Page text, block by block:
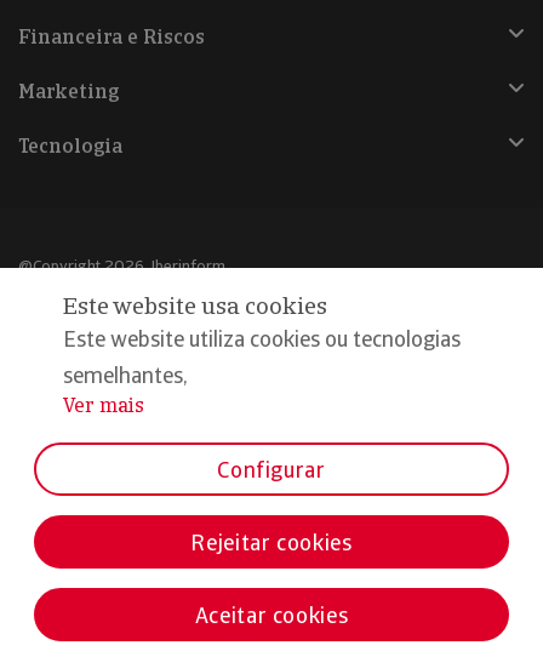
Financeira e Riscos
Marketing
Tecnologia
@Copyright 2026, Iberinform
Política de cookies
Declaração de privacidade
Compromisso qualidade e segurança
Este website usa cookies
Este website utiliza cookies ou tecnologias
semelhantes,
...
Ver mais
Configurar
Rejeitar cookies
Aceitar cookies